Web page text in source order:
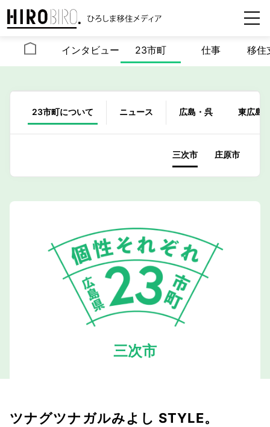
インタビュー 23市町 仕事 移住
23市町について ニュース 広島・呉 東広島
三次市 庄原市
三次市
ツナグツナガルみよし STYLE。